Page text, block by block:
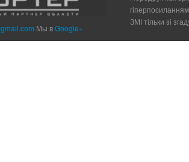
Мы вGoogle+
ЗМІ тільки зі